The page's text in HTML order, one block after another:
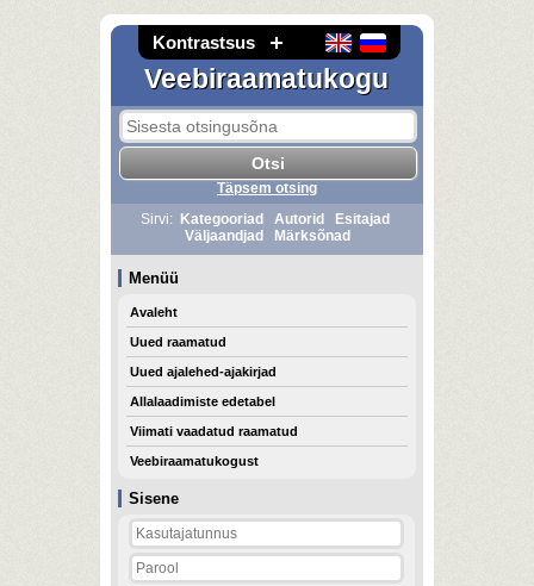
Kontrastsus
Veebiraamatukogu
Sisene
Täpsem otsing
Sirvi:
Kategooriad Autorid
Esitajad
Väljaandjad
Märksõnad
Menüü
Avaleht
Uued raamatud
Uued ajalehed-ajakirjad
Allalaadimiste edetabel
Viimati vaadatud raamatud
Veebiraamatukogust